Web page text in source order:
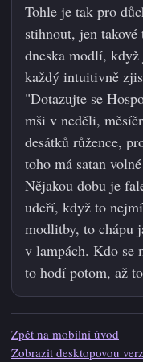
Tohle je tak pro
stihnout, jen
dneska modlí,
každý intuitivně
"Dotazujte se
mši v neděli,
desátků růžence,
toho má satan
Nějakou dobu je
udeří, když to
modlitby, to chápu
v lampách. Kdo se
to hodí potom, až
Zpět na mobilní úvod
Zobrazit desktopovou